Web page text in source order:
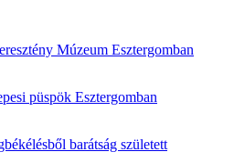
Múzeum Esztergomban
püspök Esztergomban
barátság született